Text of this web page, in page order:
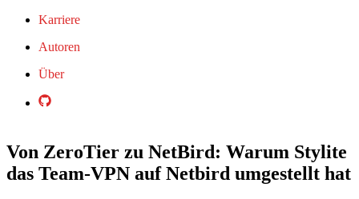
Karriere
Autoren
Über
Von ZeroTier zu NetBird: Warum Stylite
das Team-VPN auf Netbird umgestellt hat